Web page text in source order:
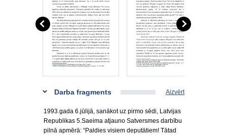
Darba fragments Aizvērt
1993.gada 6.jūlijā, sanākot uz pirmo sēdi, Latvijas
Republikas 5.Saeima atjauno Satversmes darbību
pilnā apmērā: “Paldies visiem deputātiem! Tātad